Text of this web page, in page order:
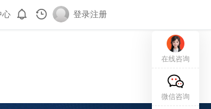
心 登录|注册
在线咨询
微信咨询